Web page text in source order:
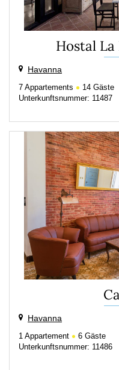
Hostal La
Havanna
7 Appartements 14 Gäste
Unterkunftsnummer: 11487
Havanna
1 Appartement 6 Gäste
Unterkunftsnummer: 11486